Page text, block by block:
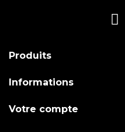
Produits
Informations
Votre compte